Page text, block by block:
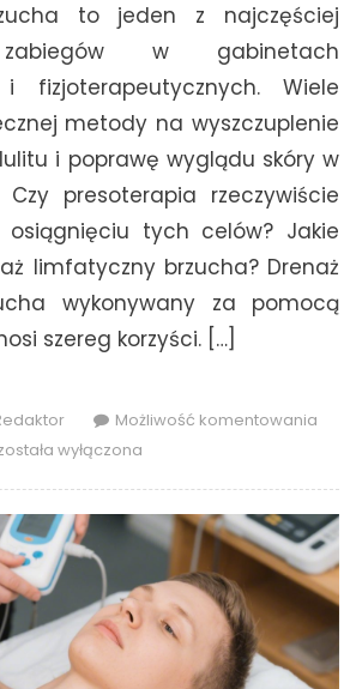
to jeden z najczęściej
w gabinetach
i fizjoterapeutycznych. Wiele
metody na wyszczuplenie
i poprawę wyglądu skóry w
presoterapia rzeczywiście
tych celów? Jakie
limfatyczny brzucha? Drenaż
wykonywany za pomocą
szereg korzyści. […]
Możliwość komentowania
wyłączona